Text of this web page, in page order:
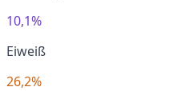
10,1%
Eiweiß
26,2%